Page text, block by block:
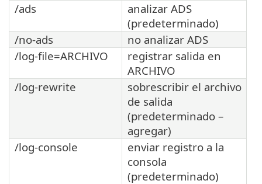
/ads
analizar ADS
(predeterminado)
/no-ads
no analizar ADS
/log-file=ARCHIVO
registrar salida en
ARCHIVO
/log-rewrite
sobrescribir el archivo
de salida
(predeterminado –
agregar)
/log-console
enviar registro a la
consola
(predeterminado)